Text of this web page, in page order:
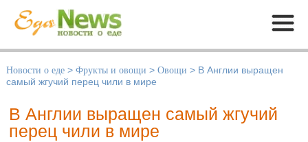
Меню
Новости о еде > Фрукты и овощи > Овощи > В Англии выращен
самый жгучий перец чили в мире
В Англии выращен самый жгучий
перец чили в мире